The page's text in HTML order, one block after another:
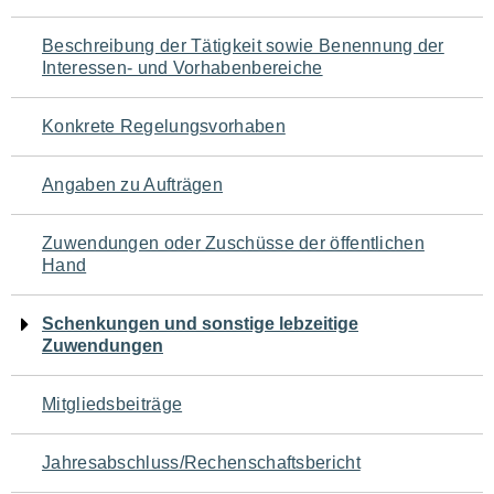
für
den
Seiteninhalt
Beschreibung der Tätigkeit sowie Benennung der
Interessen- und Vorhabenbereiche
Konkrete Regelungsvorhaben
Angaben zu Aufträgen
Zuwendungen oder Zuschüsse der öffentlichen
Hand
Schenkungen und sonstige lebzeitige
Zuwendungen
Mitgliedsbeiträge
Jahresabschluss/Rechenschaftsbericht